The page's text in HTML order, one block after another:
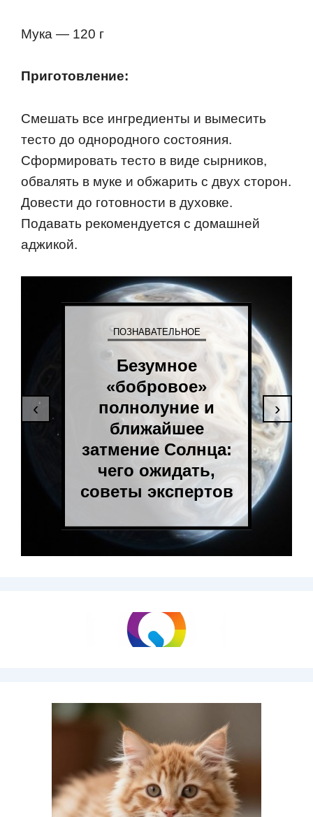
Мука — 120 г
Приготовление:
Смешать все ингредиенты и вымесить
тесто до однородного состояния.
Сформировать тесто в виде сырников,
обвалять в муке и обжарить с двух сторон.
Довести до готовности в духовке.
Подавать рекомендуется с домашней
аджикой.
ПОЗНАВАТЕЛЬНОЕ
Безумное
«бобровое»
полнолуние и
ближайшее
затмение Солнца:
чего ожидать,
советы экспертов
‹ ›